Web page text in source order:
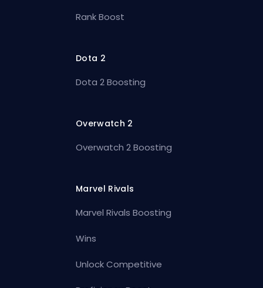
Rank Boost
Dota 2
Dota 2 Boosting
Overwatch 2
Overwatch 2 Boosting
Marvel Rivals
Marvel Rivals Boosting
Wins
Unlock Competitive